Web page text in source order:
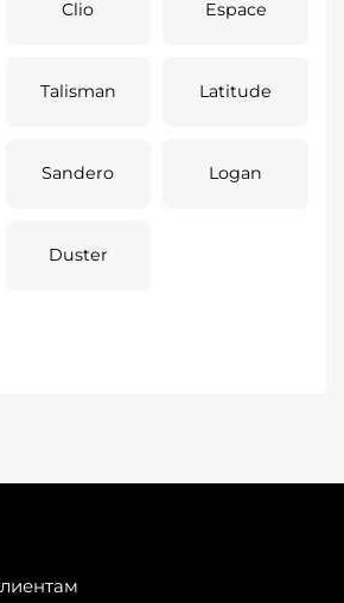
Clio Espace
Talisman Latitude
Sandero Logan
Duster